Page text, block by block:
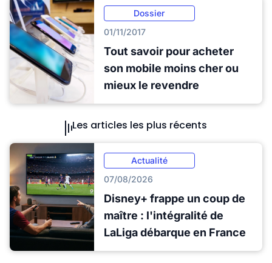
Dossier
01/11/2017
Tout savoir pour acheter
son mobile moins cher ou
mieux le revendre
Les articles les plus récents
Actualité
07/08/2026
Disney+ frappe un coup de
maître : l'intégralité de
LaLiga débarque en France